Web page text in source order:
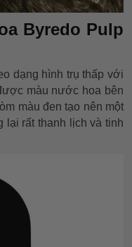
Byredo Pulp
dạng hình trụ thấp với
màu nước hoa bên
màu đen tạo nên một
rất thanh lịch và tinh